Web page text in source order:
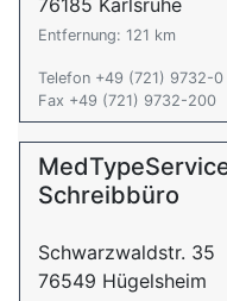
76185 Karlsruhe
Entfernung: 121 km
Telefon +49 (721) 9732-0
Fax +49 (721) 9732-200
Schreibbüro
Schwarzwaldstr. 35
76549 Hügelsheim